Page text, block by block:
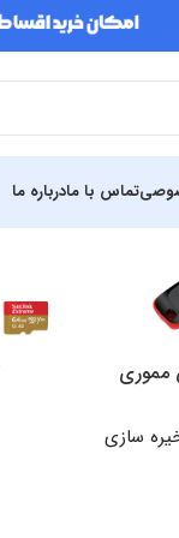
تماس با مادرباره ما
سازی